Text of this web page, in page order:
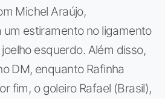
Michel Araújo,
estiramento no ligamento
esquerdo. Além disso,
DM, enquanto Rafinha
fim, o goleiro Rafael (Brasil),